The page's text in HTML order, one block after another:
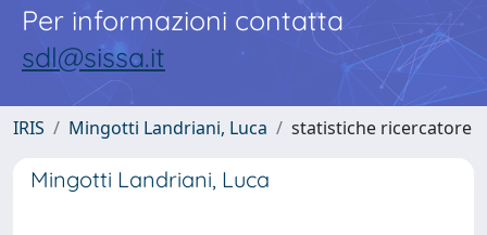
Per informazioni contatta
sdl@sissa.it
IRIS Mingotti Landriani, Luca statistiche ricercatore
Mingotti Landriani, Luca